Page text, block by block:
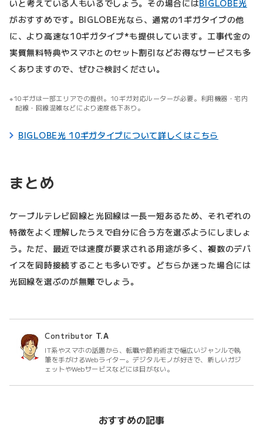
いと考えている人もいるでしょう。その場合にはBIGLOBE光
がおすすめです。BIGLOBE光なら、通常の1ギガタイプの他
に、より高速な10ギガタイプ*も提供しています。工事代金の
実質無料特典やスマホとのセット割引などお得なサービスも多
くありますので、ぜひご検討ください。
10ギガは一部エリアでの提供。10ギガ対応ルーターが必要。利用機器・宅内
配線・回線混雑などにより速度低下あり。
BIGLOBE光 10ギガタイプについて詳しくはこちら
まとめ
ケーブルテレビ回線と光回線は一長一短あるため、それぞれの
特徴をよく理解したうえで自分に合う方を選ぶようにしましょ
う。ただ、最近では速度が要求される用途が多く、複数のデバ
イスを同時接続することも多いです。どちらか迷った場合には
光回線を選ぶのが無難でしょう。
Contributor T.A
IT系やスマホの話題から、転職や節約術まで幅広いジャンルで執
筆を手がけるWebライター。デジタルモノが好きで、新しいガジ
ェットやWebサービスなどには目がない。
おすすめの記事